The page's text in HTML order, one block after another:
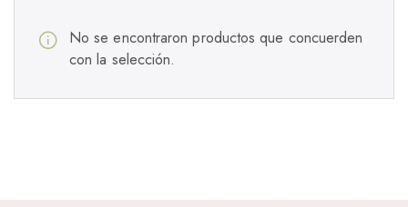
No se encontraron productos que concuerden
con la selección.